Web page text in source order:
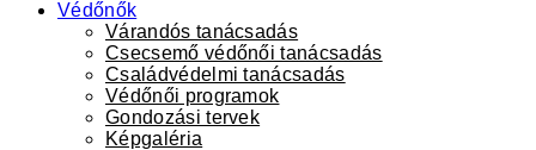
Védőnők
Várandós tanácsadás
Csecsemő védőnői tanácsadás
Családvédelmi tanácsadás
Védőnői programok
Gondozási tervek
Képgaléria